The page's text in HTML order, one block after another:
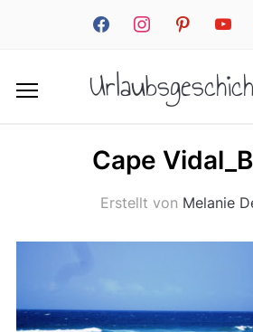
facebookinstagrampinterestyoutube
Cape
Erstellt von Melanie